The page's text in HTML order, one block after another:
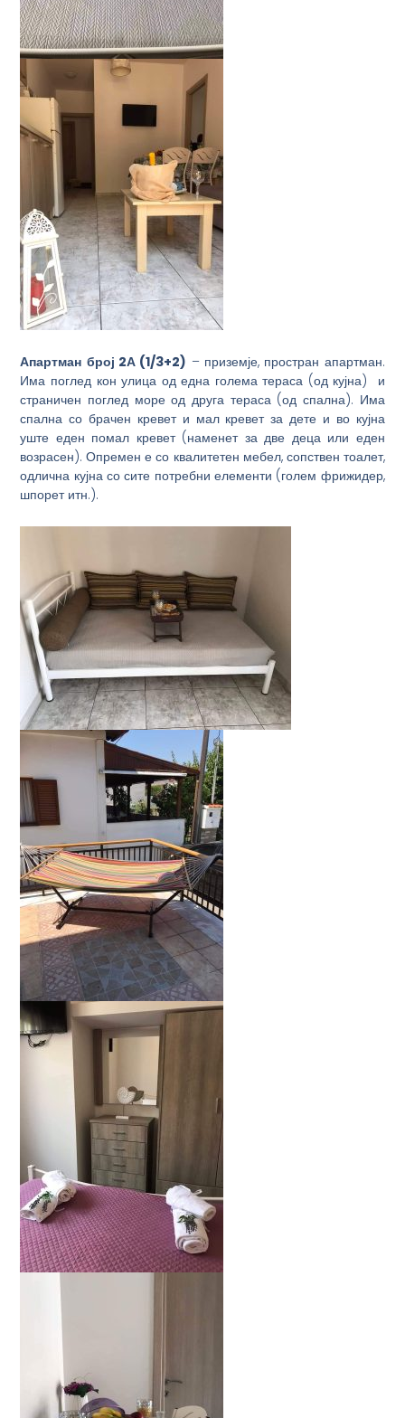
Апартман број 2А (1/3+2) – приземје, простран апартман.
Има поглед кон улица од една голема тераса (од кујна) и
страничен поглед море од друга тераса (од спална). Има
спална со брачен кревет и мал кревет за дете и во кујна
уште еден помал кревет (наменет за две деца или еден
возрасен). Опремен е со квалитетен мебел, сопствен тоалет,
одлична кујна со сите потребни елементи (голем фрижидер,
шпорет итн.).